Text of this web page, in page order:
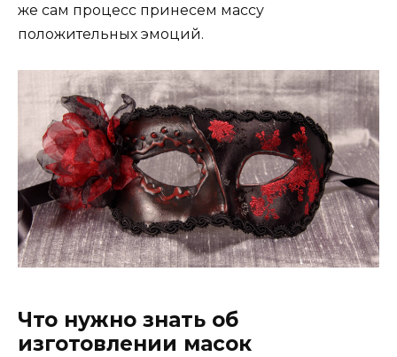
же сам процесс принесем массу
положительных эмоций.
Что нужно знать об
изготовлении масок